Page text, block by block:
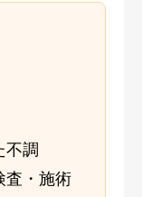
不調
査・施術